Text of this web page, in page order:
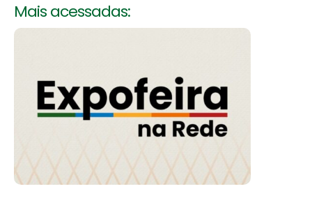
Mais acessadas: